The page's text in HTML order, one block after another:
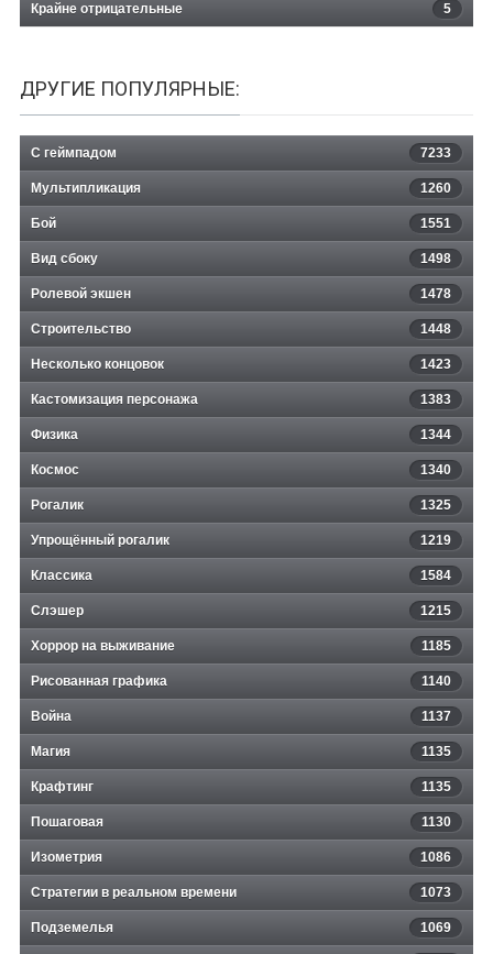
Крайне отрицательные 5
ДРУГИЕ ПОПУЛЯРНЫЕ:
С геймпадом 7233
Мультипликация 1260
Бой 1551
Вид сбоку 1498
Ролевой экшен 1478
Строительство 1448
Несколько концовок 1423
Кастомизация персонажа 1383
Физика 1344
Космос 1340
Рогалик 1325
Упрощённый рогалик 1219
Классика 1584
Слэшер 1215
Хоррор на выживание 1185
Рисованная графика 1140
Война 1137
Магия 1135
Крафтинг 1135
Пошаговая 1130
Изометрия 1086
Стратегии в реальном времени 1073
Подземелья 1069